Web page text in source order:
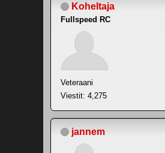
Koheltaja
Fullspeed RC
Veteraani
Viestit: 4,275
jannem